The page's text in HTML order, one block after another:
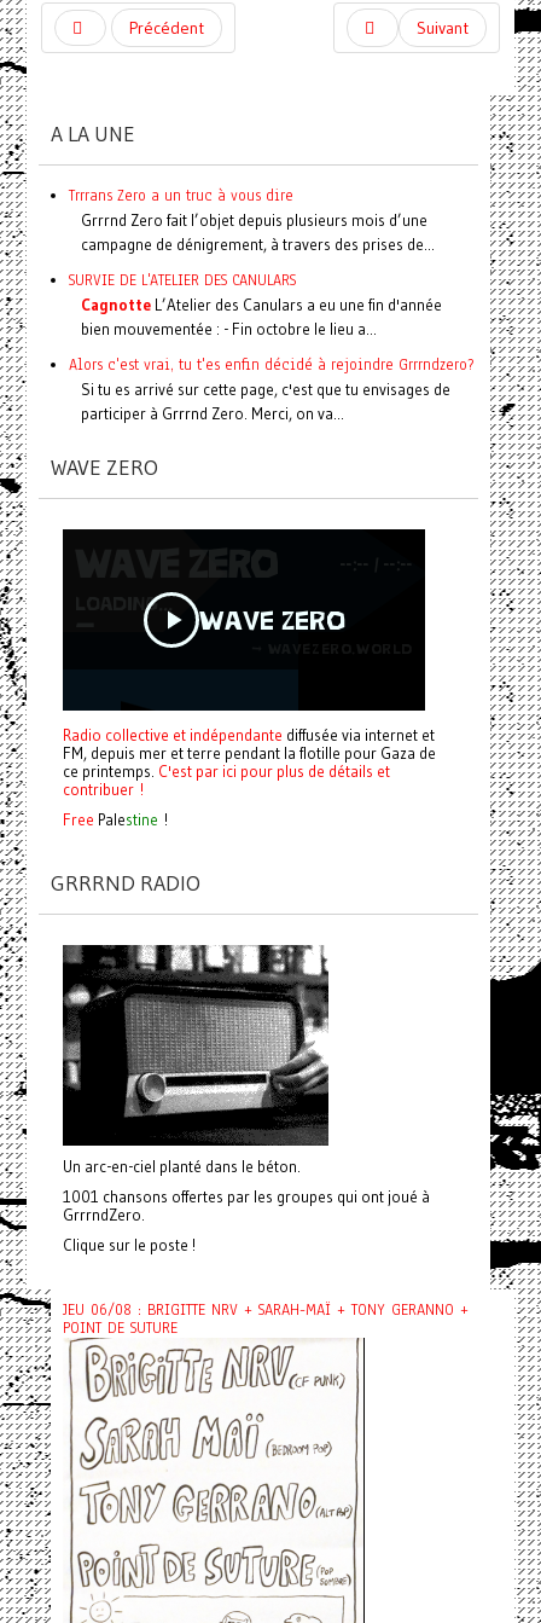
Précédent Suivant
A LA UNE
Trrrans Zero a un truc à vous dire
Grrrnd Zero fait l’objet depuis plusieurs mois d’une
campagne de dénigrement, à travers des prises de...
SURVIE DE L'ATELIER DES CANULARS
CagnotteL’Atelier des Canulars a eu une fin d'année
bien mouvementée : - Fin octobre le lieu a...
Alors c'est vrai, tu t'es enfin décidé à rejoindre Grrrndzero?
Si tu es arrivé sur cette page, c'est que tu envisages de
participer à Grrrnd Zero. Merci, on va...
WAVE ZERO
Radio collective et indépendante diffusée via internet et
FM, depuis mer et terre pendant la flotille pour Gaza de
ce printemps. C'est par ici pour plus de détails et
contribuer !
Free Palestine !
GRRRND RADIO
Un arc-en-ciel planté dans le béton.
1001 chansons offertes par les groupes qui ont joué à
GrrrndZero.
Clique sur le poste !
JEU 06/08 : BRIGITTE NRV + SARAH-MAÏ + TONY GERANNO +
POINT DE SUTURE